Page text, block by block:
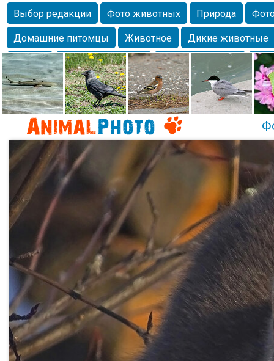
Выбор редакции Фото животных Природа
Домашние питомцы
Животное
Дикие животные
Собаки
Alexanderandronik Млекопитающие
Морда
Собачка Осень Портрет
Домашние
Насекомое
Коты Lebert Дикие птицы Утка